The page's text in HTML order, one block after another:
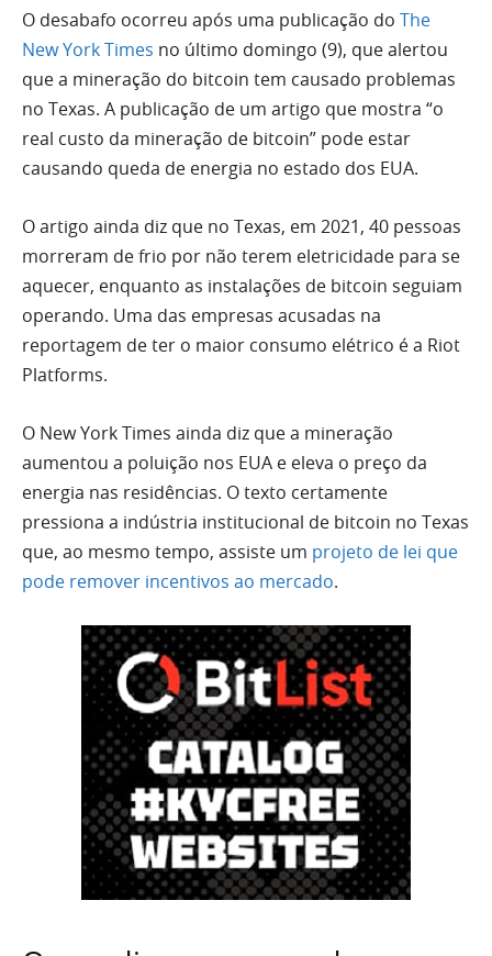
O desabafo ocorreu após uma publicação do The
New York Times no último domingo (9), que alertou
que a mineração do bitcoin tem causado problemas
no Texas. A publicação de um artigo que mostra “o
real custo da mineração de bitcoin” pode estar
causando queda de energia no estado dos EUA.
O artigo ainda diz que no Texas, em 2021, 40 pessoas
morreram de frio por não terem eletricidade para se
aquecer, enquanto as instalações de bitcoin seguiam
operando. Uma das empresas acusadas na
reportagem de ter o maior consumo elétrico é a Riot
Platforms.
O New York Times ainda diz que a mineração
aumentou a poluição nos EUA e eleva o preço da
energia nas residências. O texto certamente
pressiona a indústria institucional de bitcoin no Texas
que, ao mesmo tempo, assiste um projeto de lei que
pode remover incentivos ao mercado.